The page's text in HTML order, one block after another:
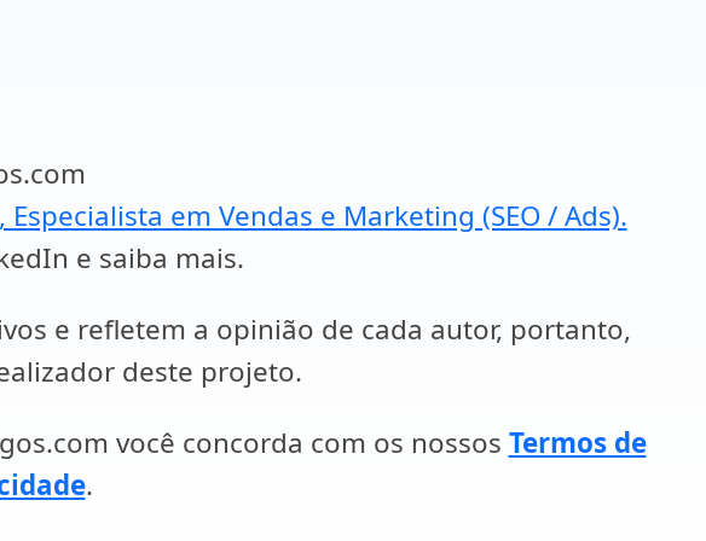
em Vendas e Marketing (SEO / Ads).
e saiba mais.
e refletem a opinião de cada autor, portanto,
deste projeto.
você concorda com os nossos Termos de
.